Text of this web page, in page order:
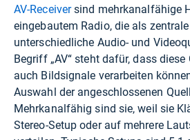
AV-Receiversind mehrkanalfähige
eingebautem Radio, die als
unterschiedliche Audio- und
Begriff „AV“ steht dafür, dass diese
auch Bildsignale verarbeiten
Auswahl der angeschlossenen
Mehrkanalfähig sind sie, weil sie
Stereo-Setup oder auf mehrere